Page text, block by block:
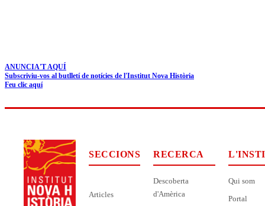
ANUNCIA'T AQUÍ
Subscriviu-vos al butlletí de notícies de l'Institut Nova Història
Feu clic aquí
SECCIONS
Articles
RECERCA
Descoberta
d'Amèrica
Qui som
Portal